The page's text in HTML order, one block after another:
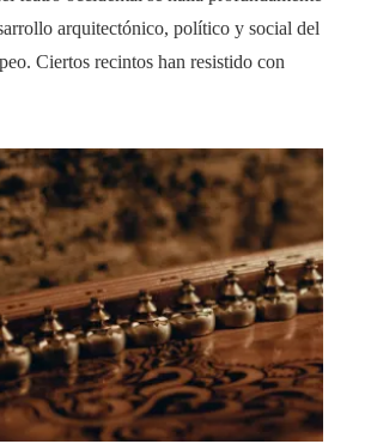
arquitectónico, político y social del
Ciertos recintos han resistido con